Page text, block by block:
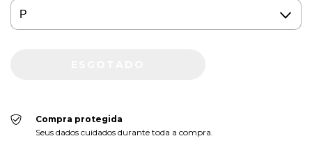
Compra protegida
Seus dados cuidados durante toda a compra.